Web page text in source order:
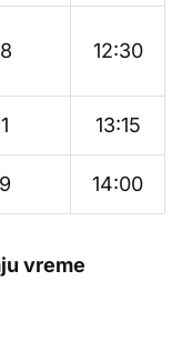
12:30
13:15
14:00
vreme